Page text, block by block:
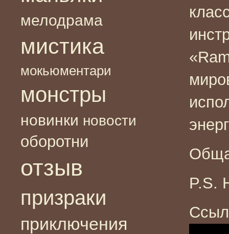
мелодрама
мистика
мокьюментари
монстры
новинки новости
оборотни
отзыв
призраки
приключения
P.S.